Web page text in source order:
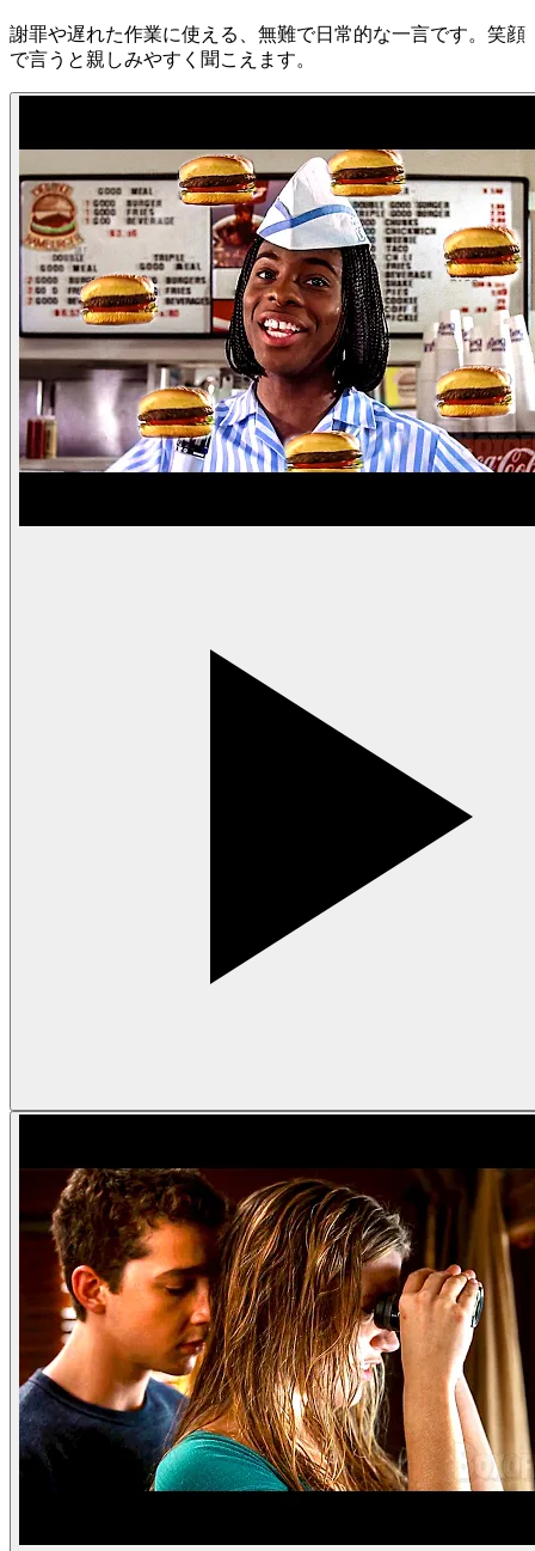
謝罪や遅れた作業に使える、無難で日常的な一言です。笑顔
で言うと親しみやすく聞こえます。